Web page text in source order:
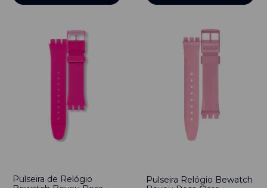
Pulseira de Relógio
Pulseira Relógio Bewatch